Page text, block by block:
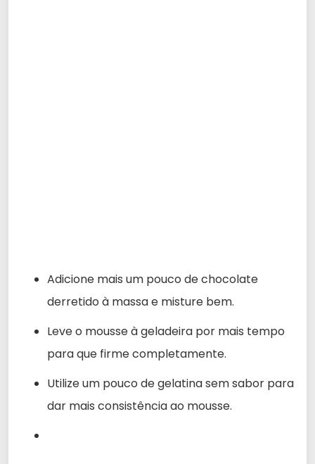
Adicione mais um pouco de chocolate
derretido à massa e misture bem.
Leve o mousse à geladeira por mais tempo
para que firme completamente.
Utilize um pouco de gelatina sem sabor para
dar mais consistência ao mousse.